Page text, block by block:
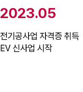
2023.05
전기공사업 자격증 취득
EV 신사업 시작